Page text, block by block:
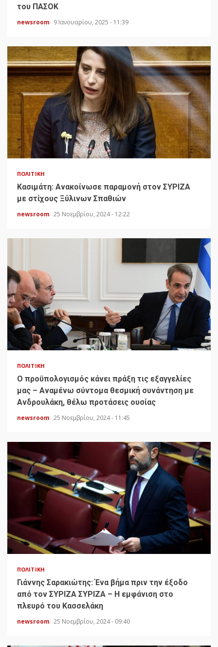
του ΠΑΣΟΚ
newsroom 9 Ιανουαρίου, 2025 - 11:39
ΠΟΛΙΤΙΚΉ
Κασιμάτη: Ανακοίνωσε παραμονή στον ΣΥΡΙΖΑ
με στίχους Ξύλινων Σπαθιών
newsroom 25 Νοεμβρίου, 2024 - 12:22
ΠΟΛΙΤΙΚΉ
Ο προϋπολογισμός κάνει πράξη τις εξαγγελίες
μας – Αναμένω σύντομα θεσμική συνάντηση με
Ανδρουλάκη, θέλω προτάσεις ουσίας
newsroom 25 Νοεμβρίου, 2024 - 11:45
ΠΟΛΙΤΙΚΉ
Γιάννης Σαρακιώτης: Ένα βήμα πριν την έξοδο
από τον ΣΥΡΙΖΑ ΣΥΡΙΖΑ – Η εμφάνιση στο
πλευρό του Κασσελάκη
newsroom 25 Νοεμβρίου, 2024 - 09:40